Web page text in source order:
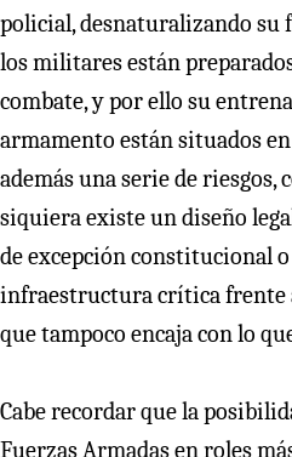
policial, desnaturalizando su
los militares están
combate, y por ello su
armamento están situados
además una serie de riesgos,
siquiera existe un diseño
de excepción constitucional
infraestructura crítica frente
que tampoco encaja con lo
Cabe recordar que la
Fuerzas Armadas en roles